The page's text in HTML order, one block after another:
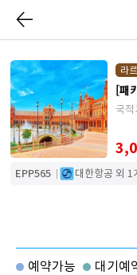
라
국적
EPP565 대한항공 외 1
예약가능 대기예